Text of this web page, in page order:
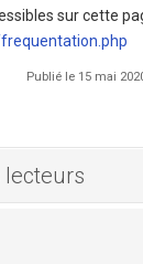
sur cette
Publié le 15 mai
lecteurs